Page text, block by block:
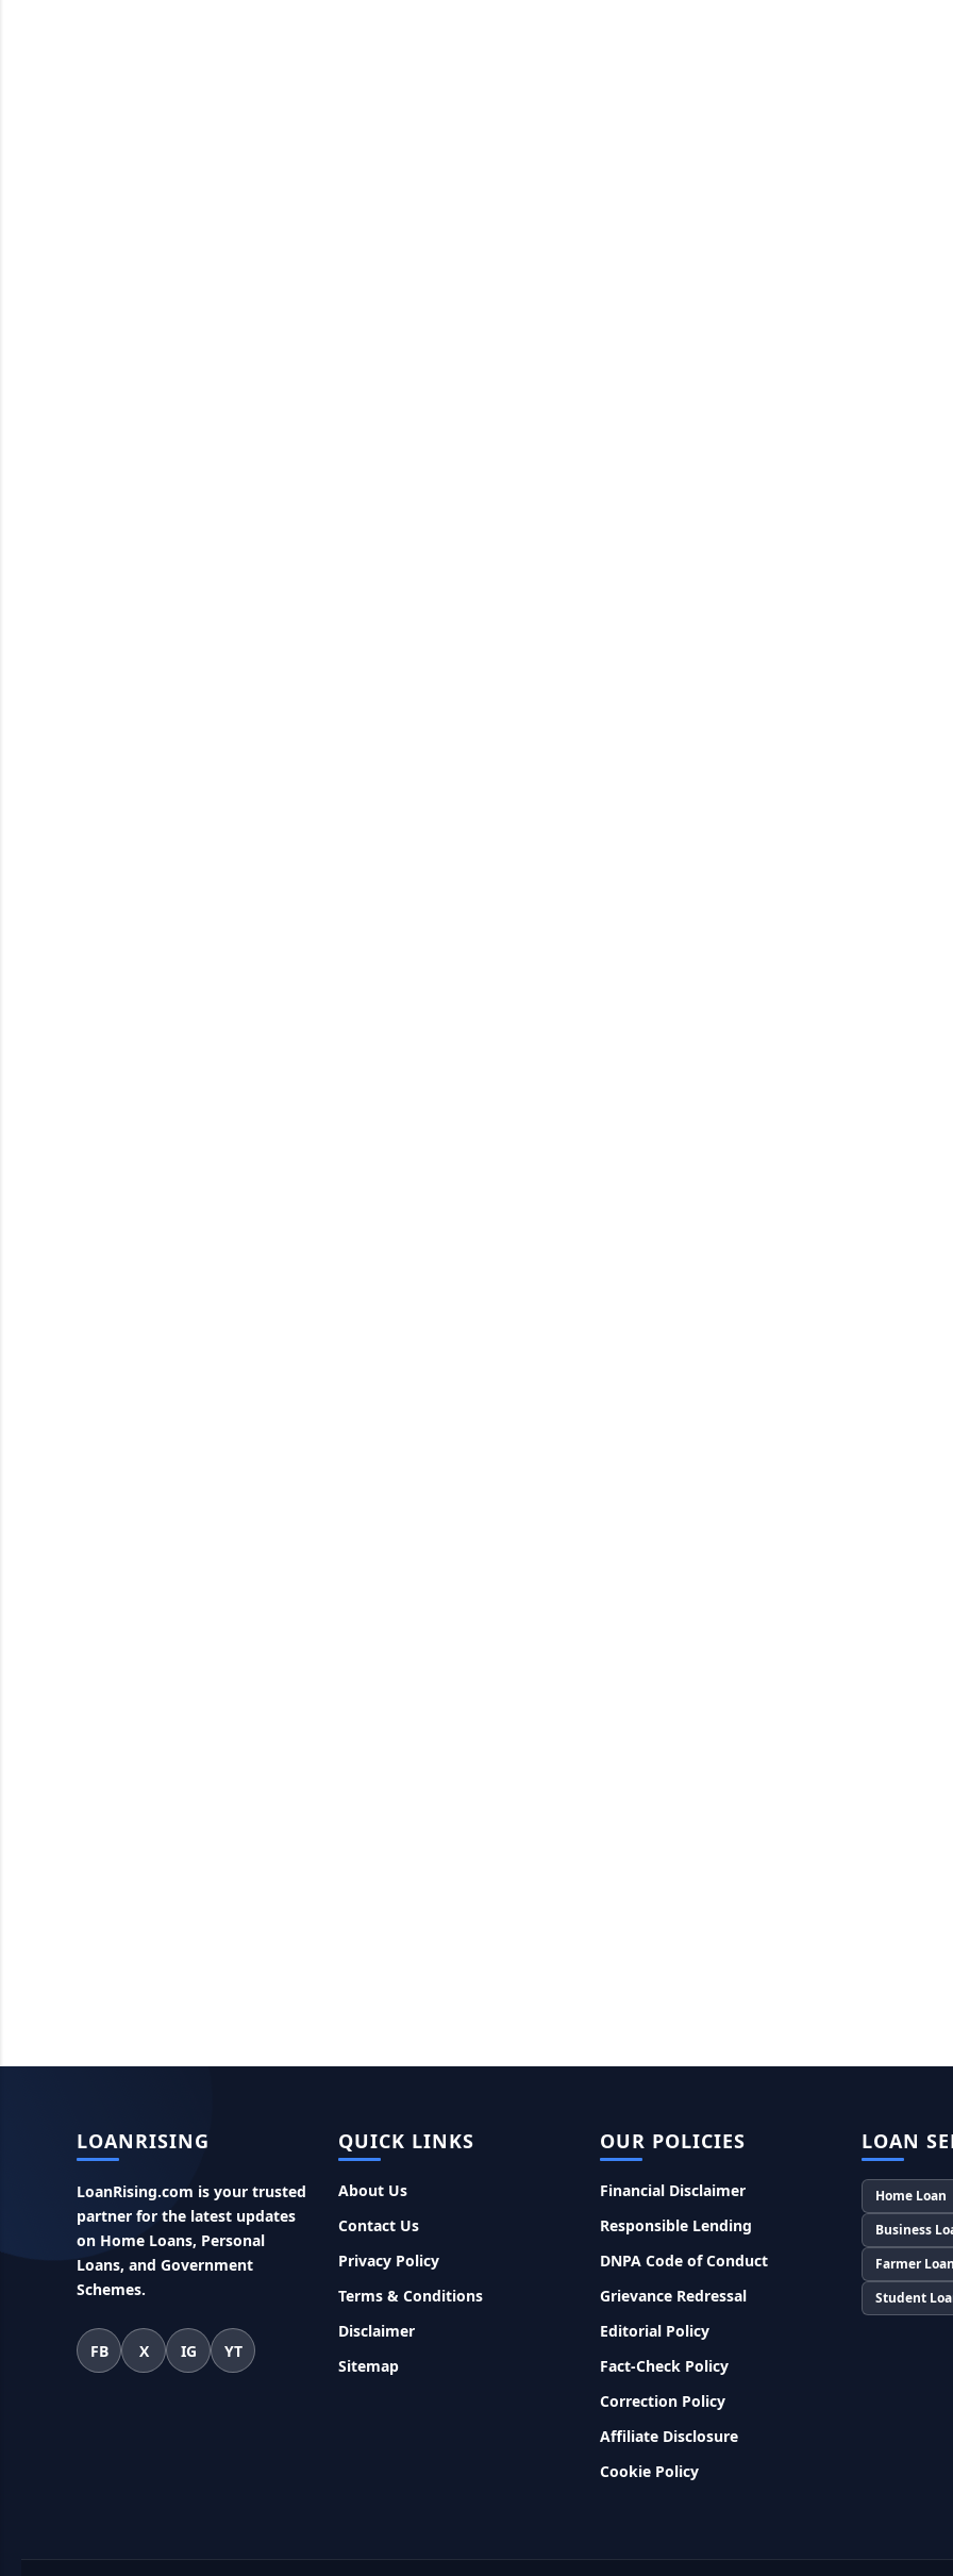
LOANRISING
LoanRising.com is your trusted
partner for the latest updates
on Home Loans, Personal
Loans, and Government
Schemes.
FB X IG YT
QUICK LINKS
About Us
Contact Us
Privacy Policy
Terms & Conditions
Disclaimer
Sitemap
OUR POLICIES
Financial Disclaimer
Responsible Lending
DNPA Code of Conduct
Grievance Redressal
Editorial Policy
Fact-Check Policy
Correction Policy
Affiliate Disclosure
Cookie Policy
LOAN
Home Loan
Business
Farmer Loan
Student